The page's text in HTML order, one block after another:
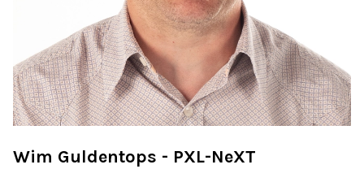
Wim Guldentops - PXL-NeXT